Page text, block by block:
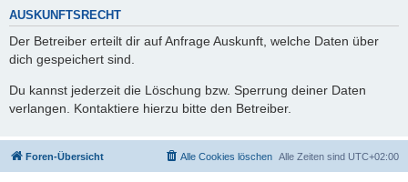
AUSKUNFTSRECHT
Der Betreiber erteilt dir auf Anfrage Auskunft, welche Daten über
dich gespeichert sind.
Du kannst jederzeit die Löschung bzw. Sperrung deiner Daten
verlangen. Kontaktiere hierzu bitte den Betreiber.
Foren-Übersicht Alle Zeiten sind UTC+02:00
Alle Cookies löschen